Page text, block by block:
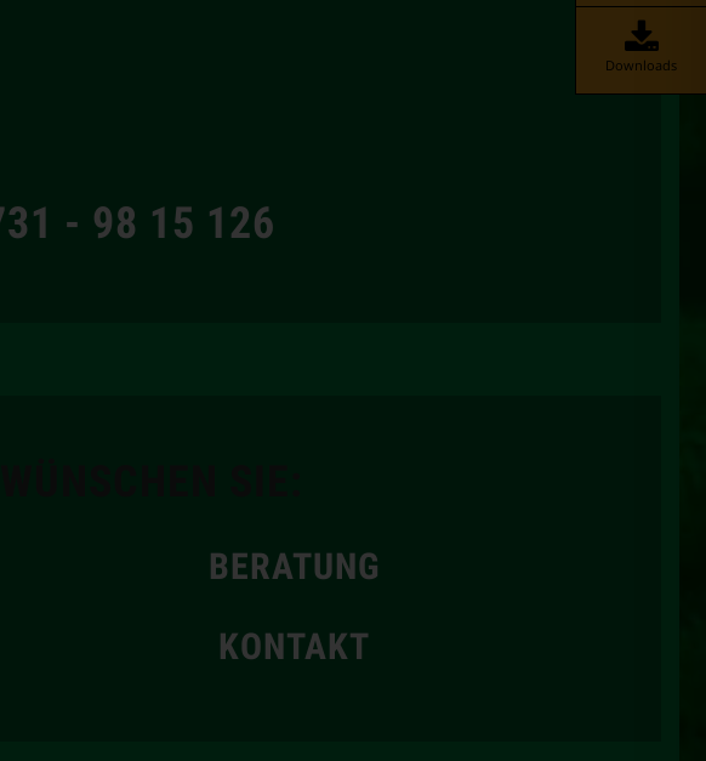
Downloads
- 98 15 126
BERATUNG
KONTAKT